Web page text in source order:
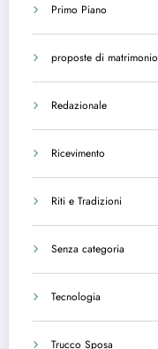
Primo Piano
proposte di matrimonio
Redazionale
Ricevimento
Riti e Tradizioni
Senza categoria
Tecnologia
Trucco Sposa